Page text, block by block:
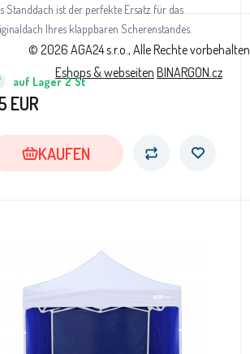
Standdach ist der perfekte Ersatz für das
Ihres klappbaren Scherenstandes.
auf Lager 2 St
EUR
KAUFEN
© 2026 AGA24 s.r.o., Alle Rechte vorbehalten
Eshops & webseiten BINARGON.cz